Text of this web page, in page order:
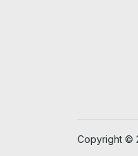
Copyright ©